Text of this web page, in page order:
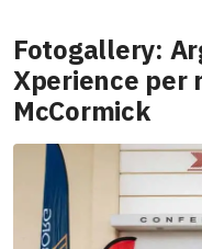
Fotogallery:
Xperience per
McCormick